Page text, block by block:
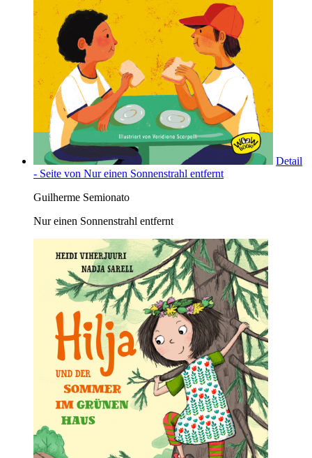
Detail
- Seite von Nur einen Sonnenstrahl entfernt
Guilherme Semionato
Nur einen Sonnenstrahl entfernt